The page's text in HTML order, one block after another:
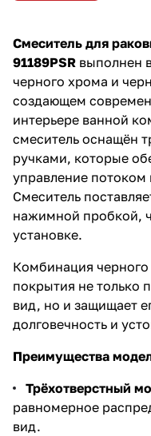
Смеситель для
91189PSR выполнен
черного хрома и
создающем
интерьере ванной
смеситель оснащён
ручками, которые
управление
Смеситель
нажимной пробкой,
установке.
Комбинация
покрытия не только
вид, но и защищает
долговечность и
Преимущества
Трёхотверстный
равномерное
вид.